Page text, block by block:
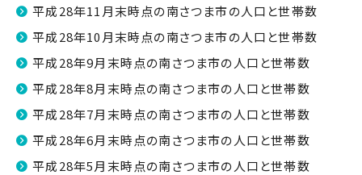
平成28年11月末時点の南さつま市の人口と世帯数
平成28年10月末時点の南さつま市の人口と世帯数
平成28年9月末時点の南さつま市の人口と世帯数
平成28年8月末時点の南さつま市の人口と世帯数
平成28年7月末時点の南さつま市の人口と世帯数
平成28年6月末時点の南さつま市の人口と世帯数
平成28年5月末時点の南さつま市の人口と世帯数